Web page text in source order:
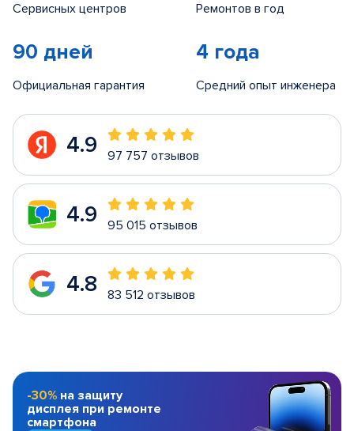
Сервисных центров Ремонтов в год
90 дней
Официальная гарантия
4 года
Средний опыт инженера
4.9 97 757 отзывов
4.9 95 015 отзывов
4.8 83 512 отзывов
-30% на защиту
дисплея при ремонте
смартфона